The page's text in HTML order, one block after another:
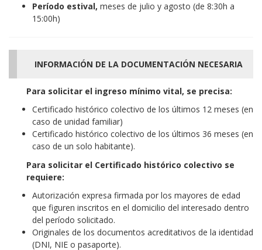
Período estival, meses de julio y agosto (de 8:30h a
15:00h)
INFORMACIÓN DE LA DOCUMENTACIÓN NECESARIA
Para solicitar el ingreso mínimo vital, se precisa:
Certificado histórico colectivo de los últimos 12 meses (en
caso de unidad familiar)
Certificado histórico colectivo de los últimos 36 meses (en
caso de un solo habitante).
Para solicitar el Certificado histórico colectivo se
requiere:
Autorización expresa firmada por los mayores de edad
que figuren inscritos en el domicilio del interesado dentro
del período solicitado.
Originales de los documentos acreditativos de la identidad
(DNI, NIE o pasaporte).